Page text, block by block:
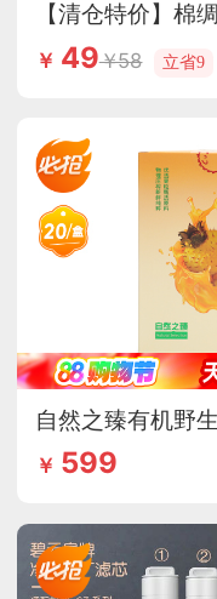
【清仓特价】棉
七分家居裤·棉绸
￥ 49 58 立省9
自然之臻有机野
￥ 599